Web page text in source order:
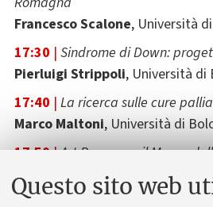
Questo sito web
Francesco Scalone, Università
17:30 | Sindrome di Down:
Pierluigi Strippoli, Università di
17:40 | La ricerca sulle cure
Marco Maltoni, Università di
17:50|Art Bonus per il Museo
Marcella Brusa, Università di
18:00 |